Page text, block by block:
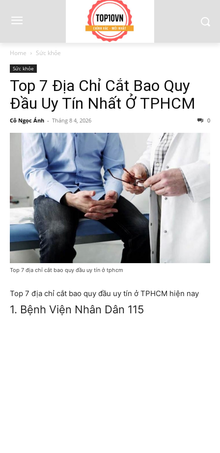
Home Sức khỏe
Sức khỏe
Top 7 Địa Chỉ Cắt Bao Quy
Đầu Uy Tín Nhất Ở TPHCM
Cô Ngọc Ánh - Tháng 8 4, 2026 0
Top 7 địa chỉ cắt bao quy đầu uy tín ở tphcm
Top 7 địa chỉ cắt bao quy đầu uy tín ở TPHCM hiện nay
1. Bệnh Viện Nhân Dân 115